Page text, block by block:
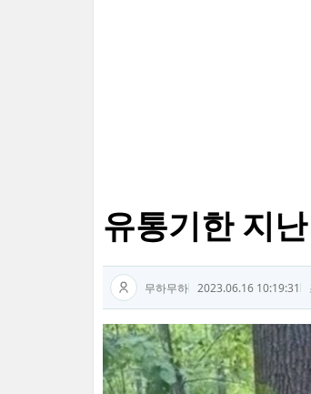
유통기한 지
무하무하 2023.06.16 10:19:31